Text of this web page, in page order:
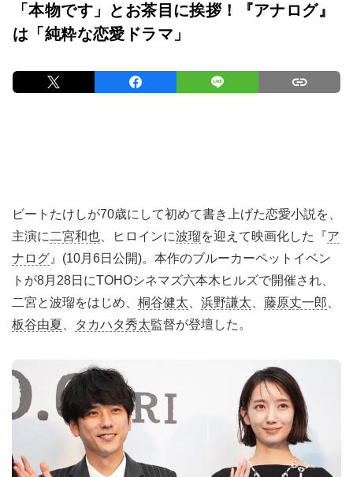
「本物です」とお茶目に挨拶！『アナログ』
は「純粋な恋愛ドラマ」
ビートたけしが70歳にして初めて書き上げた恋愛小説を、
主演に 二宮和也 、ヒロインに波瑠を迎えて映画化した『ア
ナログ 』(10月6日公開)。本作のブルーカーペットイベン
トが8月28日にTOHOシネマズ六本木ヒルズで開催され、
二宮と波瑠をはじめ、 桐谷健太 浜野謙太 藤原丈一郎
板谷由夏
タカハタ秀太監督が登壇した。